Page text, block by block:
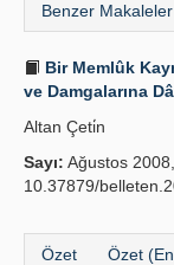
Benzer Makaleler
Bir Memlûk
ve Damgalarına
Altan Çeti̇n
Sayı: Ağustos
10.37879/
Özet Özet